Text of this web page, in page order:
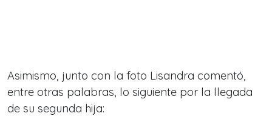
Asimismo, junto con la foto Lisandra comentó,
entre otras palabras, lo siguiente por la llegada
de su segunda hija: